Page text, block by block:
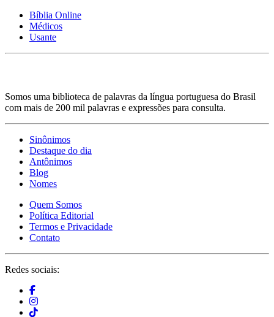
Bíblia Online
Médicos
Usante
Somos uma biblioteca de palavras da língua portuguesa do Brasil
com mais de 200 mil palavras e expressões para consulta.
Sinônimos
Destaque do dia
Antônimos
Blog
Nomes
Quem Somos
Política Editorial
Termos e Privacidade
Contato
Redes sociais: